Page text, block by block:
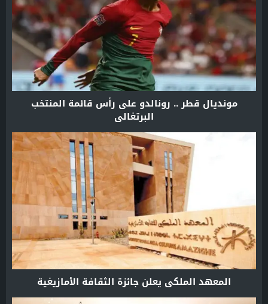
مونديال قطر .. رونالدو على رأس قائمة المنتخب
البرتغالي
المعهد الملكي يعلن جائزة الثقافة الأمازيغية